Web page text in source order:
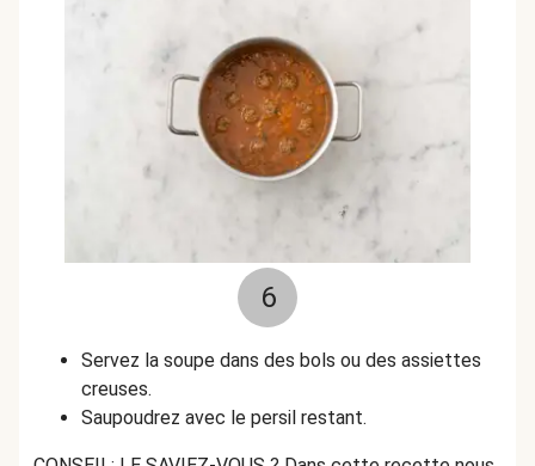
6
Servez la soupe dans des bols ou des assiettes
creuses.
Saupoudrez avec le persil restant.